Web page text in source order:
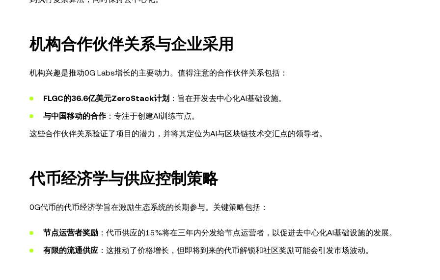
机构合作伙伴关系与企业采用
机构兴趣是推动0G Labs增长的主要动力。值得注意的合作伙伴关系包括：
FLGC的36.6亿美元ZeroStack计划 ：旨在开发去中心化AI基础设施。
与中国移动的合作：专注于创建AI训练节点。
这些合作伙伴关系验证了项目的潜力，并将其定位为AI与区块链技术交汇点的领导者。
代币经济学与供应控制策略
0G代币的代币经济学旨在激励生态系统的长期参与。关键策略包括：
节点运营者奖励 ：代币供应的15%将在三年内分发给节点运营者，以促进去中心化AI基础设施的发展。
有限的流通供应 ：这推动了价格增长，但即将到来的代币解锁和社区奖励可能会引发市场波动。